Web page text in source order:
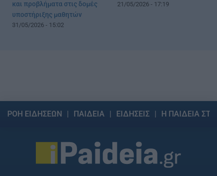
και προβλήματα στις δομές
υποστήριξης μαθητών
31/05/2026 - 15:02
21/05/2026 - 17:19
ΡΟΗ ΕΙΔΗΣΕΩΝ ΠΑΙΔΕΙΑ ΕΙΔΗΣΕΙΣ Η ΠΑΙΔΕΙΑ